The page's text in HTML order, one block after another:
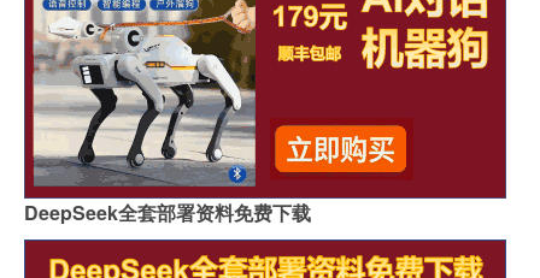
DeepSeek全套部署资料免费下载